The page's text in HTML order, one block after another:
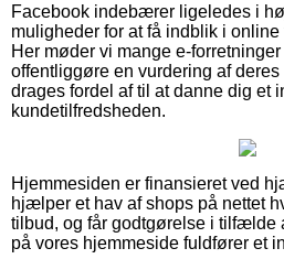
Facebook indebærer ligeledes i
muligheder for at få indblik i
Her møder vi mange e-
offentliggøre en vurdering af
drages fordel af til at danne dig et
kundetilfredsheden.
Hjemmesiden er finansieret ved
hjælper et hav af shops på nettet
tilbud, og får godtgørelse i tilfælde
på vores hjemmeside fuldfører et